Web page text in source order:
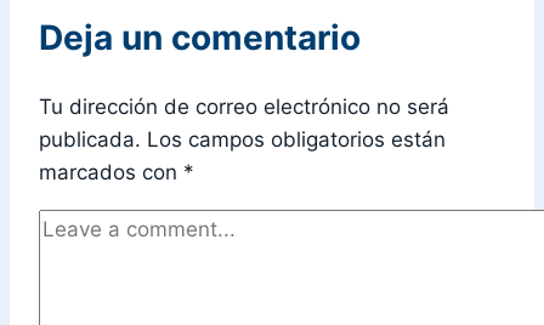
Deja un comentario
Tu dirección de correo electrónico no será
publicada. Los campos obligatorios están
marcados con *